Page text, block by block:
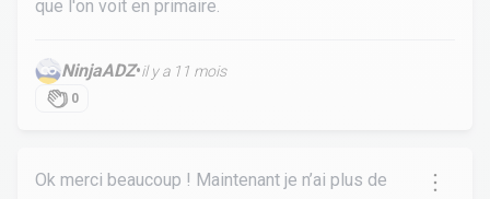
que l'on voit en primaire.
NinjaADZ•il y a 11 mois
0
Ok merci beaucoup ! Maintenant je n’ai plus de